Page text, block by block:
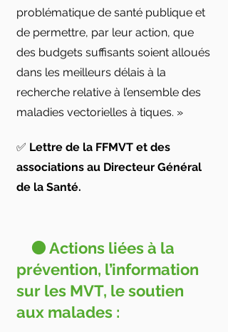
problématique de santé publique et
de permettre, par leur action, que
des budgets suffisants soient alloués
dans les meilleurs délais à la
recherche relative à l’ensemble des
maladies vectorielles à tiques. »
✅ Lettre de la FFMVT et des
associations au Directeur Général
de la Santé.
🟠 Actions liées à la
prévention, l’information
sur les MVT, le soutien
aux malades :